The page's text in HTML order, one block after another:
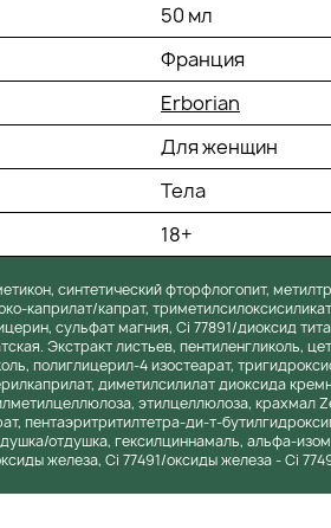
50 мл
Франция
Erborian
Для женщин
Тела
18+
синтетический фторфлогопит,
каприлат/капрат,
сульфат магния, Ci 77891/диоксид
Экстракт листьев, пентиленгликоль,
полиглицерил-4 изостеарат,
диметилсилилат диоксида
этилцеллюлоза, крахмал
пентаэритритилтетра-ди-т-
отдушка, гексилциннамаль, альфа-
железа, Ci 77491/оксиды железа - Ci